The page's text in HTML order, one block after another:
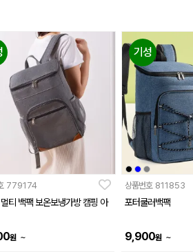
779174
티 백팩 보온보냉가방 캠핑 아
원 ~
기성
상품번호 811853
포터쿨러백팩
9,900원 ~